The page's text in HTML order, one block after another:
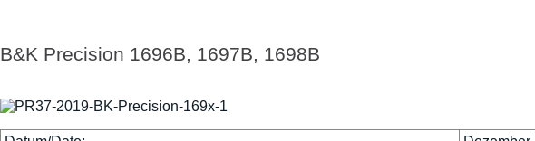
B&K Precision 1696B, 1697B, 1698B